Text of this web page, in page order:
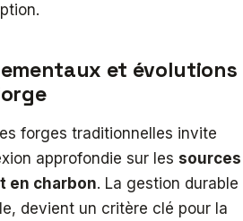
et évolutions
forges traditionnelles invite
approfondie sur les sources
en charbon. La gestion durable
devient un critère clé pour la